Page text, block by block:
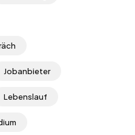
Jobanbieter
Lebenslauf